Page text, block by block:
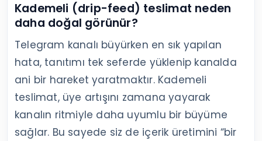
Kademeli (drip-feed) teslimat neden
daha doğal görünür?
Telegram kanalı büyürken en sık yapılan
hata, tanıtımı tek seferde yüklenip kanalda
ani bir hareket yaratmaktır. Kademeli
teslimat, üye artışını zamana yayarak
kanalın ritmiyle daha uyumlu bir büyüme
sağlar. Bu sayede siz de içerik üretimini “bir